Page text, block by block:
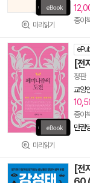
미리읽기 종이
미리읽기
[전
정판
교양
종이
만권
[전